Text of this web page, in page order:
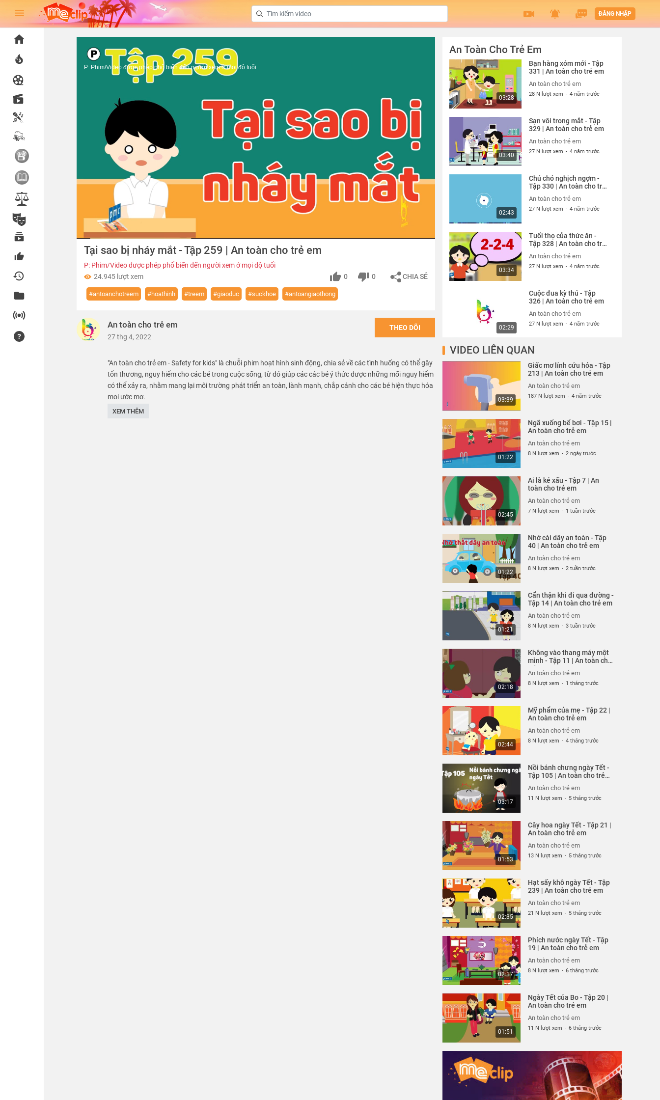
ĐĂNG NHẬP
01:43
0%
P: Phim/Video được phép phổ biến đến người xem ở mọi độ tuổi
Tại sao bị nháy mắt - Tập 259 | An toàn cho trẻ em
P: Phim/Video được phép phổ biến đến người xem ở mọi độ tuổi
24.945 lượt xem
0 0 CHIA SẺ
#antoanchotreem #hoathinh #treem #giaoduc #suckhoe #antoangiaothong
An toàn cho trẻ em
27 thg 4, 2022
THEO DÕI
"An toàn cho trẻ em - Safety for kids" là chuỗi phim hoạt hình sinh động, chia sẻ về các tình huống có thể gây
tổn thương, nguy hiểm cho các bé trong cuộc sống, từ đó giúp các các bé ý thức được những mối nguy hiểm
có thể xảy ra, nhằm mang lại môi trường phát triển an toàn, lành mạnh, chắp cánh cho các bé hiện thực hóa
mọi ước mơ.
XEM THÊM
An Toàn Cho Trẻ Em
03:28
Bạn hàng xóm mới - Tập
331 | An toàn cho trẻ em
An toàn cho trẻ em
28 N lượt xem - 4 năm trước
03:40
Sạn vôi trong mắt - Tập
329 | An toàn cho trẻ em
An toàn cho trẻ em
27 N lượt xem - 4 năm trước
02:43
Chú chó nghịch ngợm -
Tập 330 | An toàn cho trẻ
An toàn cho trẻ em
27 N lượt xem - 4 năm trước
03:34
Tuổi thọ của thức ăn -
Tập 328 | An toàn cho trẻ
An toàn cho trẻ em
27 N lượt xem - 4 năm trước
02:29
Cuộc đua kỳ thú - Tập
326 | An toàn cho trẻ em
An toàn cho trẻ em
27 N lượt xem - 4 năm trước
02:13
Thói quen xấu xí - Tập
An toàn cho trẻ em
03:23
em
An toàn cho trẻ em
03:42
cho trẻ em
An toàn cho trẻ em
03:35
em
An toàn cho trẻ em
02:48
trẻ em
An toàn cho trẻ em
02:51
em
An toàn cho trẻ em
03:58
An toàn cho trẻ em
03:04
em
An toàn cho trẻ em
03:57
An toàn cho trẻ em
02:40
An toàn cho trẻ em
02:57
An toàn cho trẻ em
02:32
toàn cho trẻ em
An toàn cho trẻ em
06:37
An toàn cho trẻ em
25 N lượt xem - 4 năm trước
Một mình "du ngoạn"
VIDEO LIÊN QUAN
03:39
Giấc mơ lính cứu hỏa - Tập
213 | An toàn cho trẻ em
An toàn cho trẻ em
187 N lượt xem - 4 năm trước
01:22
Ngã xuống bể bơi - Tập 15 |
An toàn cho trẻ em
An toàn cho trẻ em
8 N lượt xem - 2 ngày trước
02:45
Ai là kẻ xấu - Tập 7 | An
toàn cho trẻ em
An toàn cho trẻ em
7 N lượt xem - 1 tuần trước
01:22
Nhớ cài dây an toàn - Tập
40 | An toàn cho trẻ em
An toàn cho trẻ em
8 N lượt xem - 2 tuần trước
01:21
Cẩn thận khi đi qua đường -
Tập 14 | An toàn cho trẻ em
An toàn cho trẻ em
8 N lượt xem - 3 tuần trước
02:18
Không vào thang máy một
mình - Tập 11 | An toàn cho
An toàn cho trẻ em
8 N lượt xem - 1 tháng trước
02:44
Mỹ phẩm của mẹ - Tập 22 |
An toàn cho trẻ em
An toàn cho trẻ em
8 N lượt xem - 4 tháng trước
03:17
Nồi bánh chưng ngày Tết -
Tập 105 | An toàn cho trẻ
An toàn cho trẻ em
11 N lượt xem - 5 tháng trước
01:53
Cây hoa ngày Tết - Tập 21 |
An toàn cho trẻ em
An toàn cho trẻ em
13 N lượt xem - 5 tháng trước
02:35
Hạt sấy khô ngày Tết - Tập
239 | An toàn cho trẻ em
An toàn cho trẻ em
21 N lượt xem - 5 tháng trước
02:17
Phích nước ngày Tết - Tập
19 | An toàn cho trẻ em
An toàn cho trẻ em
8 N lượt xem - 6 tháng trước
01:51
Ngày Tết của Bo - Tập 20 |
An toàn cho trẻ em
An toàn cho trẻ em
11 N lượt xem - 6 tháng trước